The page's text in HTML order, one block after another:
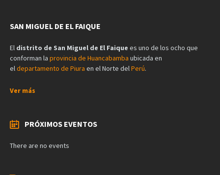
SAN MIGUEL DE EL FAIQUE
El distrito de San Miguel de El Faique es uno de los ocho que
conforman la provincia de Huancabamba ubicada en
eldepartamento de Piura en el Norte delPerú.
Ver más
PRÓXIMOS EVENTOS
There are no events